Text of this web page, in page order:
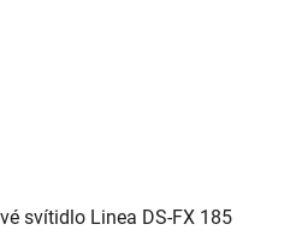
svítidlo Linea DS-FX 185